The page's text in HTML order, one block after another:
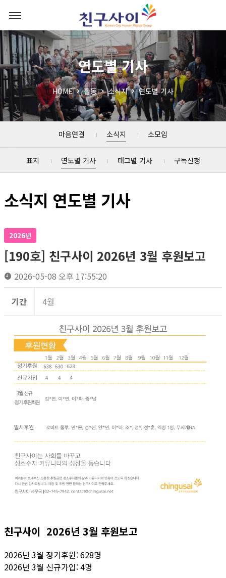
연도별 기사
HOME 활동 소식지 연도별 기사
마음연결 소식지 소모임
표지 연도별 기사 태그별 기사 구독신청
소식지 연도별 기사
2026년
[190호] 친구사이 2026년 3월 후원보고
2026-05-08 오후 17:55:20
기간 4월
친구사이 2026년 3월 후원보고
2026년 3월 정기후원: 628명
2026년 3월 신규가입: 4명